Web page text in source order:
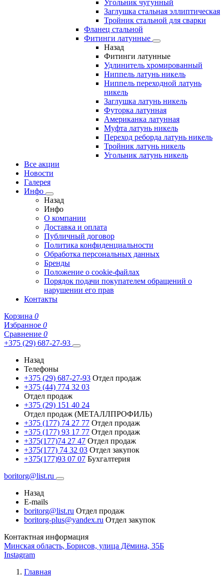
Угольник чугунный
Заглушка стальная эллиптическая
Тройник стальной для сварки
Фланец стальной
Фитинги латунные
Назад
Фитинги латунные
Удлинитель хромированный
Ниппель латунь никель
Ниппель переходной латунь
никель
Заглушка латунь никель
Футорка латунная
Американка латунная
Муфта латунь никель
Переход реборда латунь никель
Тройник латунь никель
Угольник латунь никель
Все акции
Новости
Галерея
Инфо
Назад
Инфо
О компании
Доставка и оплата
Публичный договор
Политика конфиденциальности
Обработка персональных данных
Бренды
Положение о cookie-файлах
Порядок подачи покупателем обращений о
нарушении его прав
Контакты
Корзина 0
Избранное 0
Сравнение 0
+375 (29) 687-27-93
Назад
Телефоны
+375 (29) 687-27-93 Отдел продаж
+375 (44) 774 32 03
Отдел продаж
+375 (29) 151 40 24
Отдел продаж (МЕТАЛЛПРОФИЛЬ)
+375 (177) 74 27 77 Отдел продаж
+375 (177) 93 17 77 Отдел продаж
+375(177)74 27 47 Отдел продаж
+375(177) 74 32 03 Отдел закупок
+375(177)93 07 07 Бухгалтерия
boritorg@list.ru
Назад
E-mails
boritorg@list.ru Отдел продаж
boritorg-plus@yandex.ru Отдел закупок
Контактная информация
Минская область, Борисов, улица Дёмина, 35Б
Instagram
Главная